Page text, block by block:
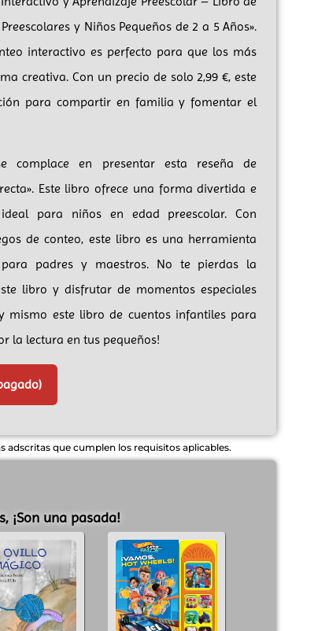
y Niños Pequeños de 2 a 5 Años».
interactivo es perfecto para que los más
creativa. Con un precio de solo 2,99 €, este
para compartir en familia y fomentar el
complace en presentar esta reseña de
Este libro ofrece una forma divertida e
para niños en edad preescolar. Con
de conteo, este libro es una herramienta
para padres y maestros. No te pierdas la
libro y disfrutar de momentos especiales
mismo este libro de cuentos infantiles para
la lectura en tus pequeños!
adscritas que cumplen los requisitos aplicables.
¡Son una pasada!